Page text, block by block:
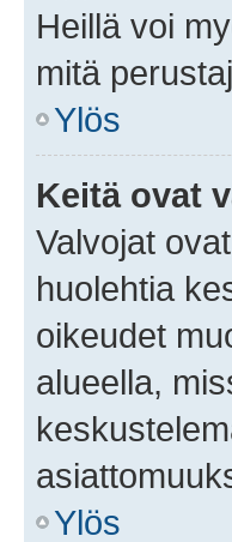
Heillä voi
mitä
Ylös
Keitä ovat
Valvojat
huolehtia
oikeudet
alueella,
Ylös